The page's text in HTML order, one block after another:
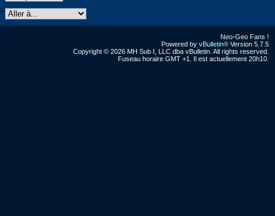
Neo-Geo Fans !
Powered by vBulletin® Version 5.7.5
Copyright © 2026 MH Sub I, LLC dba vBulletin. All rights reserved.
Fuseau horaire GMT +1. Il est actuellement 20h10.